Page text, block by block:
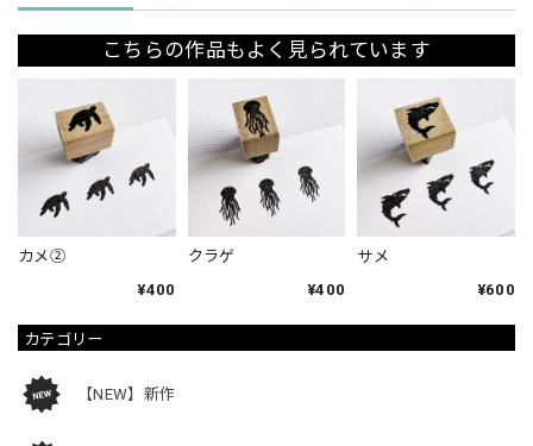
カテゴリー
【NEW】新作
こちらの作品もよく見られています
カメ②
¥400
クラゲ
¥400
サメ
¥600